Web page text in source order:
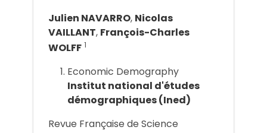
Julien NAVARRO, Nicolas
VAILLANT, François-Charles
WOLFF 1
Economic Demography
Institut national d'études
démographiques (Ined)
Revue Française de Science